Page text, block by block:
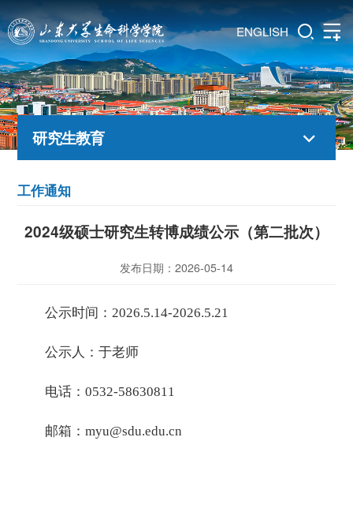
ENGLISH
研究生教育
工作通知
2024级硕士研究生转博成绩公示（第二批次）
发布日期：2026-05-14
公示时间：2026.5.14-2026.5.21
公示人：于老师
电话：0532-58630811
邮箱：myu@sdu.edu.cn